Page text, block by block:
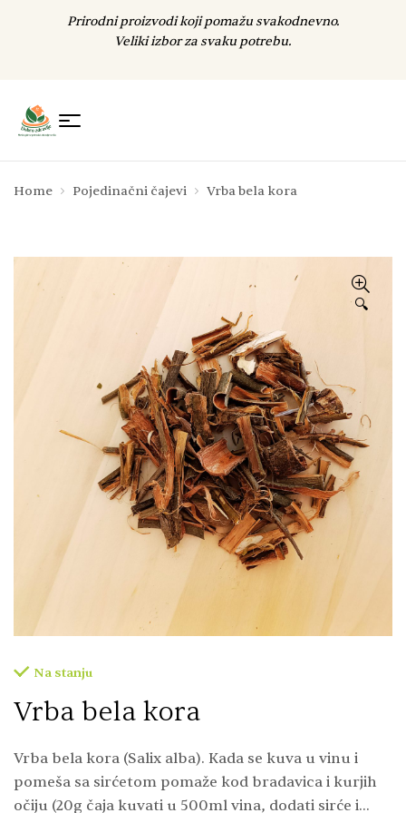
Prirodni proizvodi koji pomažu svakodnevno.
Veliki izbor za svaku potrebu.
Home Pojedinačni čajevi Vrba bela kora
🔍
Na stanju
Vrba bela kora
Vrba bela kora (Salix alba). Kada se kuva u vinu i
pomeša sa sirćetom pomaže kod bradavica i kurjih
očiju (20g čaja kuvati u 500ml vina, dodati sirće i